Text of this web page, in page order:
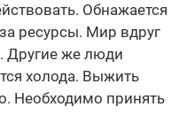
Обнажается
ресурсы. Мир вдруг
Другие же люди
холода. Выжить
Необходимо принять